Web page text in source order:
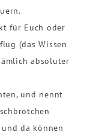
für Euch oder
(das Wissen
absoluter
und nennt
da können